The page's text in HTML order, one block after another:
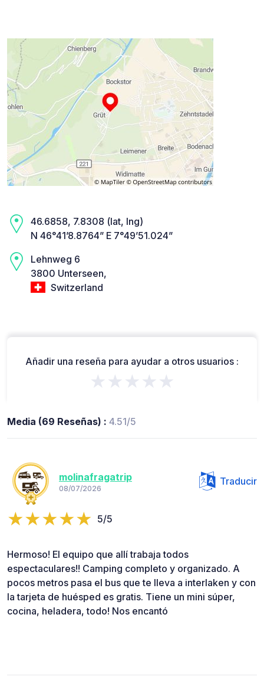
46.6858, 7.8308 (lat, lng)
N 46°41’8.8764” E 7°49’51.024”
Lehnweg 6
3800 Unterseen,
Switzerland
Añadir una reseña para ayudar a otros usuarios :
★★★★★
Media (69 Reseñas) : 4.51/5
molinafragatrip
08/07/2026
Traducir
5/5
Hermoso! El equipo que allí trabaja todos
espectaculares!! Camping completo y organizado. A
pocos metros pasa el bus que te lleva a interlaken y con
la tarjeta de huésped es gratis. Tiene un mini súper,
cocina, heladera, todo! Nos encantó